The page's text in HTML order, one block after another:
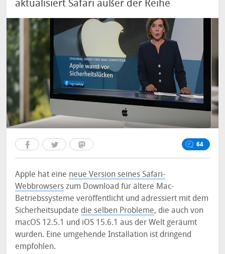
aktualisiert Safari außer der Reihe
64
Apple hat eine neue Version seines Safari-
Webbrowsers zum Download für ältere Mac-
Betriebssysteme veröffentlicht und adressiert mit dem
Sicherheitsupdate die selben Probleme, die auch von
macOS 12.5.1 und iOS 15.6.1 aus der Welt geräumt
wurden. Eine umgehende Installation ist dringend
empfohlen.